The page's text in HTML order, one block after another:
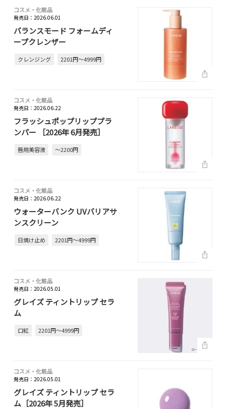
コスメ・化粧品
発売日：2026.06.01
バランスモード フォームディ
ープクレンザー
クレンジング 2201円～4999円
コスメ・化粧品
発売日：2026.06.22
フラッシュポップリッププラ
ンパー ［2026年 6月発売］
唇用美容液 ～2200円
コスメ・化粧品
発売日：2026.06.22
ウォーターバンク UVバリアサ
ンスクリーン
日焼け止め 2201円～4999円
コスメ・化粧品
発売日：2026.05.01
グレイズ ティントリップ セラ
ム
口紅 2201円～4999円
コスメ・化粧品
発売日：2026.05.01
グレイズ ティントリップ セラ
ム［2026年 5月発売］